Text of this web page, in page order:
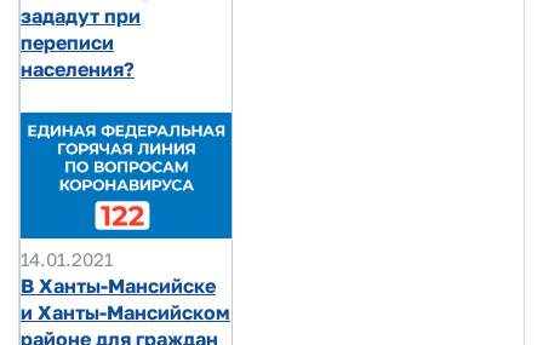
зададут при
переписи
населения?
14.01.2021
В Ханты-Мансийске
и Ханты-Мансийском
районе для граждан